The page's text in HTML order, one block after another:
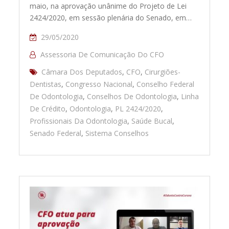
maio, na aprovação unânime do Projeto de Lei
2424/2020, em sessão plenária do Senado, em…
29/05/2020
Assessoria De Comunicação Do CFO
Câmara Dos Deputados, CFO, Cirurgiões-
Dentistas, Congresso Nacional, Conselho Federal
De Odontologia, Conselhos De Odontologia, Linha
De Crédito, Odontologia, PL 2424/2020,
Profissionais Da Odontologia, Saúde Bucal,
Senado Federal, Sistema Conselhos